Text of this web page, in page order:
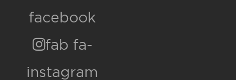
facebook
fab fa-
instagram